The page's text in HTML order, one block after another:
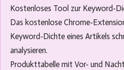
Kostenloses Tool zur Keyword-
Das kostenlose Chrome-
Keyword-Dichte eines Artikels
analysieren.
Produkttabelle mit Vor- und